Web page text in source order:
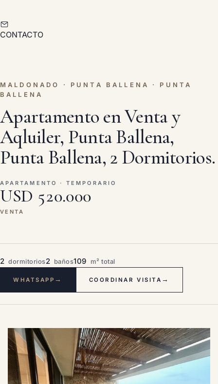
CONTACTO
MALDONADO · PUNTA BALLENA · PUNTA
BALLENA
Apartamento en Venta y
Aqluiler, Punta Ballena,
Punta Ballena, 2 Dormitorios.
APARTAMENTO · TEMPORARIO
USD 520.000
VENTA
2 dormitorios2 baños109 m² total
WHATSAPP → COORDINAR VISITA →